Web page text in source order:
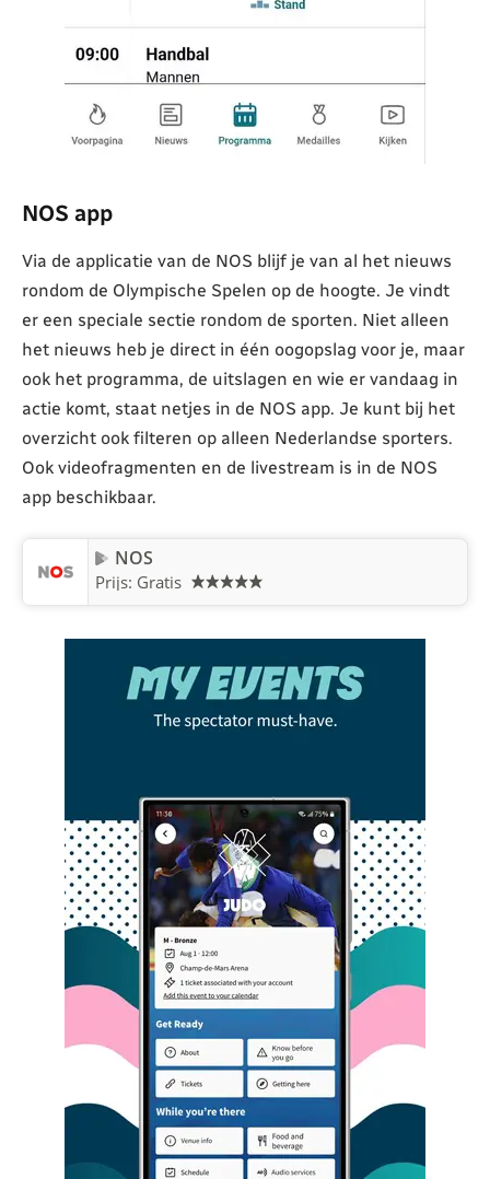
NOS app
Via de applicatie van de NOS blijf je van al het nieuws
rondom de Olympische Spelen op de hoogte. Je vindt
er een speciale sectie rondom de sporten. Niet alleen
het nieuws heb je direct in één oogopslag voor je, maar
ook het programma, de uitslagen en wie er vandaag in
actie komt, staat netjes in de NOS app. Je kunt bij het
overzicht ook filteren op alleen Nederlandse sporters.
Ook videofragmenten en de livestream is in de NOS
app beschikbaar.
NOS
Prijs: Gratis